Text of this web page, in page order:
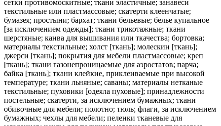
сетки противомоскитные; ткани эластичные; занавеси
текстильные или пластмассовые; скатерти клеенчатые;
бумазея; простыни; бархат; ткани бельевые; белье купальное
[за исключением одежды]; ткани трикотажные; ткани
шерстяные; канва для вышивания или ткачества; бортовка;
материалы текстильные; холст [ткань]; молескин [ткань];
джерси [ткань]; покрытия для мебели пластмассовые; креп
[ткань]; ткани газонепроницаемые для аэростатов; парча;
байка [ткань]; ткани клейкие, приклеиваемые при высокой
температуре; ткани льняные; саваны; материалы нетканые
текстильные; пуховики [одеяла пуховые]; принадлежности
постельные; скатерти, за исключением бумажных; ткани
обивочные для мебели; полотно; тюль; флаги, за исключением
бумажных; чехлы для мебели; пеленки тканевые для